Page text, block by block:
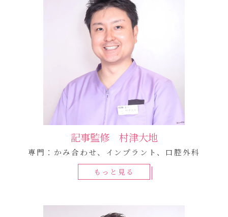
記事監修 村津大地
専門：かみ合わせ、インプラント、口腔外科
もっと見る